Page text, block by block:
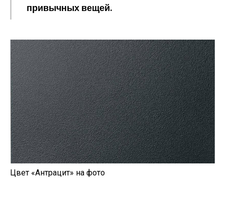
привычных вещей.
Цвет «Антрацит» на фото